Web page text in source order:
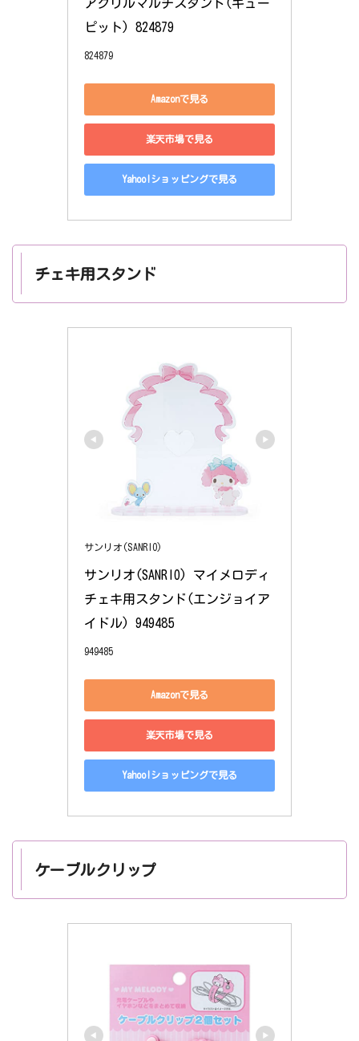
アクリルマルチスタンド(キュー
ピット) 824879
824879
Amazonで見る
楽天市場で見る
Yahoo!ショッピングで見る
チェキ用スタンド
サンリオ(SANRIO)
サンリオ(SANRIO) マイメロディ
チェキ用スタンド(エンジョイア
イドル) 949485
949485
Amazonで見る
楽天市場で見る
Yahoo!ショッピングで見る
ケーブルクリップ